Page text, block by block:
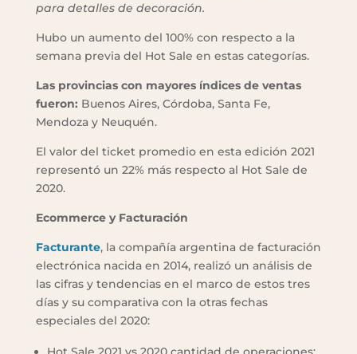
para detalles de decoración.
Hubo un aumento del 100% con respecto a la
semana previa del Hot Sale en estas categorías.
Las provincias con mayores índices de ventas
fueron: Buenos Aires, Córdoba, Santa Fe,
Mendoza y Neuquén.
El valor del ticket promedio en esta edición 2021
representó un 22% más respecto al Hot Sale de
2020.
Ecommerce y Facturación
Facturante, la compañía argentina de facturación
electrónica nacida en 2014, realizó un análisis de
las cifras y tendencias en el marco de estos tres
días y su comparativa con la otras fechas
especiales del 2020: